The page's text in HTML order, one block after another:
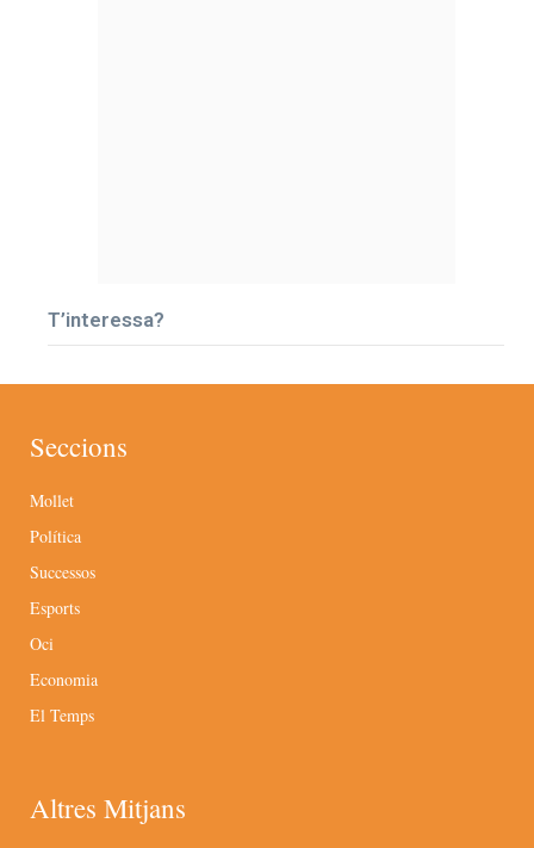
T’interessa?
Seccions
Mollet
Política
Successos
Esports
Oci
Economia
El Temps
Altres Mitjans